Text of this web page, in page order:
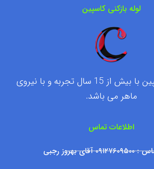
لوله بازکنی کاسپین
لوله بازکنی کاسپین با بیش از 15 سال تجربه و با نیروی
ماهر می باشد.
اطلاعات تماس
بهروز رجبی